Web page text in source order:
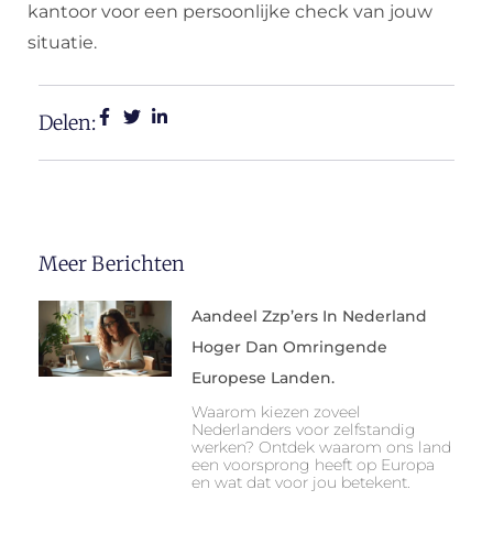
kantoor voor een persoonlijke check van jouw
situatie.
Delen:
Meer Berichten
Aandeel Zzp’ers In Nederland
Hoger Dan Omringende
Europese Landen.
Waarom kiezen zoveel
Nederlanders voor zelfstandig
werken? Ontdek waarom ons land
een voorsprong heeft op Europa
en wat dat voor jou betekent.